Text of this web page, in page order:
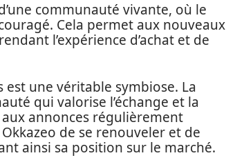
communauté vivante, où le
Cela permet aux nouveaux
l’expérience d’achat et de
une véritable symbiose. La
qui valorise l’échange et la
annonces régulièrement
de se renouveler et de
ainsi sa position sur le marché.